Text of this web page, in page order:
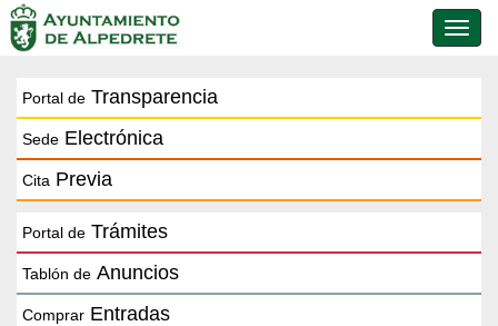
de
Portal de Transparencia
Sede Electrónica
Cita Previa
Portal de Trámites
Tablón de Anuncios
Comprar Entradas